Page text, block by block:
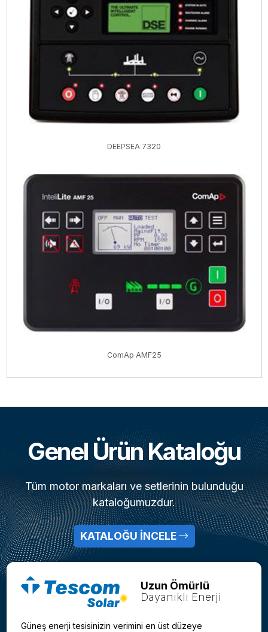
DEEPSEA 7320
ComAp AMF25
Genel Ürün Kataloğu
Tüm motor markaları ve setlerinin bulunduğu
kataloğumuzdur.
KATALOĞU İNCELE
Uzun Ömürlü
Dayanıklı Enerji
Güneş enerji tesisinizin verimini en üst düzeye